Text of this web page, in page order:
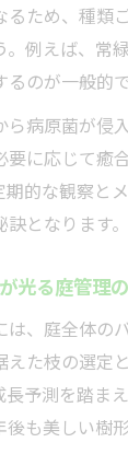
るため、種類
。例えば、常
のが一般的で
ら病原菌が侵
要に応じて癒
期的な観察と
となります。
光る庭管理
は、庭全体の
えた枝の選定
長予測を踏ま
も美しい樹